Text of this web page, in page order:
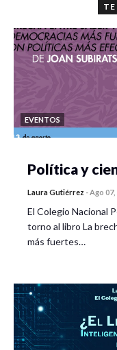
EVENTOS
Política y
Laura Gutiérrez -Ago 07,
El Colegio Nacional
torno al libro La
más fuertes…